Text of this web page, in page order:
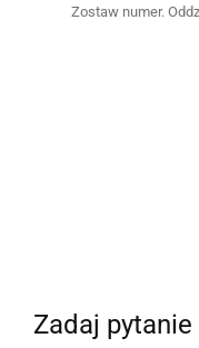
Zadaj pytanie